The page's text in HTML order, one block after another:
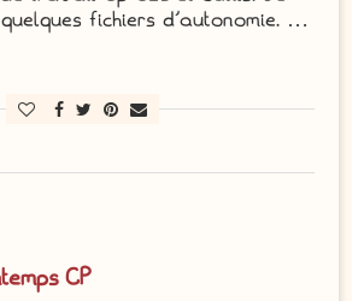
fichiers d’autonomie. …
CP